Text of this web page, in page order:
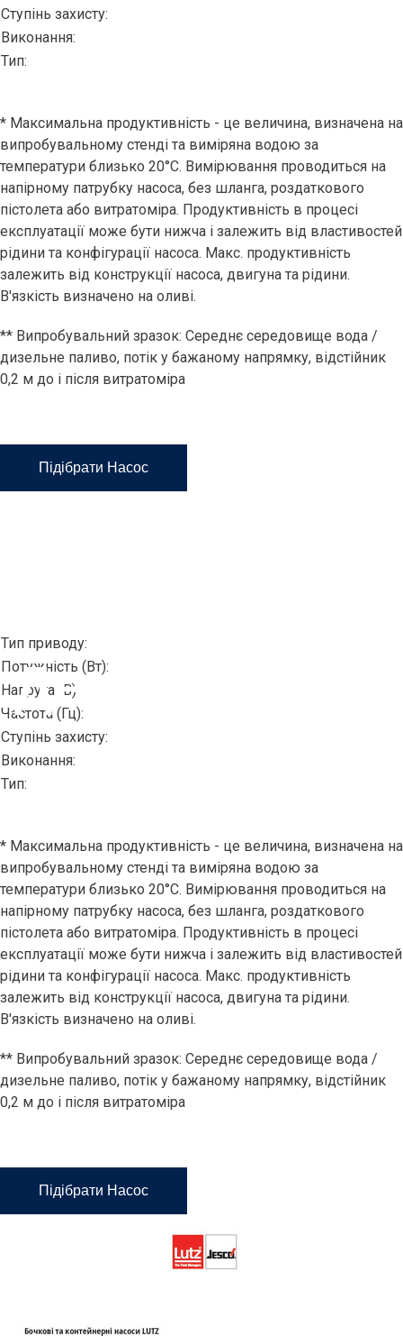
Двигун MI 4 /
MI 4-E
Ступінь захисту:
Виконання:
Тип:
* Максимальна продуктивність - це величина, визначена на
випробувальному стенді та виміряна водою за
температури близько 20°C. Вимірювання проводиться на
напірному патрубку насоса, без шланга, роздаткового
пістолета або витратоміра. Продуктивність в процесі
експлуатації може бути нижча і залежить від властивостей
рідини та конфігурації насоса. Макс. продуктивність
залежить від конструкції насоса, двигуна та рідини.
В'язкість визначено на оливі.
** Випробувальний зразок: Середнє середовище вода /
дизельне паливо, потік у бажаному напрямку, відстійник
0,2 м до і після витратоміра
Підібрати Насос
Тип приводу:
Потужність (Вт):
Напруга (В):
Частота (Гц):
Ступінь захисту:
Виконання:
Тип:
* Максимальна продуктивність - це величина, визначена на
випробувальному стенді та виміряна водою за
температури близько 20°C. Вимірювання проводиться на
напірному патрубку насоса, без шланга, роздаткового
пістолета або витратоміра. Продуктивність в процесі
експлуатації може бути нижча і залежить від властивостей
рідини та конфігурації насоса. Макс. продуктивність
залежить від конструкції насоса, двигуна та рідини.
В'язкість визначено на оливі.
** Випробувальний зразок: Середнє середовище вода /
дизельне паливо, потік у бажаному напрямку, відстійник
0,2 м до і після витратоміра
Підібрати Насос